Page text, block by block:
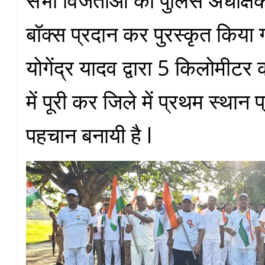
बॉक्स प्रदान कर पुरस्कृत किया
योगेंद्र यादव द्वारा 5
में पूरी कर जिले में प्रथम स्थान
पहचान बनायी है l